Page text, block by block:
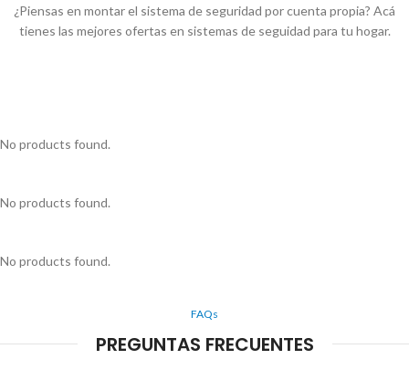
¿Piensas en montar el sistema de seguridad por cuenta propia? Acá
tienes las mejores ofertas en sistemas de seguidad para tu hogar.
No products found.
No products found.
No products found.
FAQs
PREGUNTAS FRECUENTES